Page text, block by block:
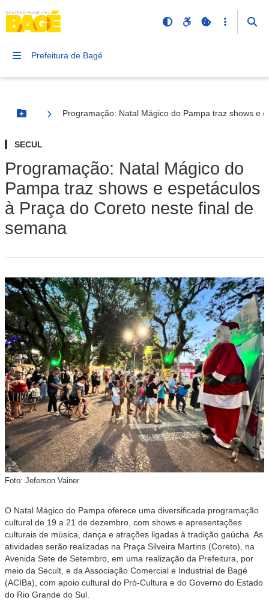
Prefeitura de Bagé
Botão Menu
Programação: Natal Mágico do Pampa traz shows e
SECUL
Programação: Natal Mágico do
Pampa traz shows e espetáculos
à Praça do Coreto neste final de
semana
Foto: Jeferson Vainer
O Natal Mágico do Pampa oferece uma diversificada programação
cultural de 19 a 21 de dezembro, com shows e apresentações
culturais de música, dança e atrações ligadas à tradição gaúcha. As
atividades serão realizadas na Praça Silveira Martins (Coreto), na
Avenida Sete de Setembro, em uma realização da Prefeitura, por
meio da Secult, e da Associação Comercial e Industrial de Bagé
(ACIBa), com apoio cultural do Pró-Cultura e do Governo do Estado
do Rio Grande do Sul.